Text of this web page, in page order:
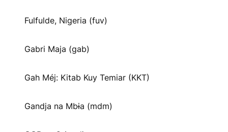
Fulfulde, Nigeria (fuv)
Gabri Maja (gab)
Gah Méj: Kitab Kuy Temiar (KKT)
Gandja na Mbɨa (mdm)